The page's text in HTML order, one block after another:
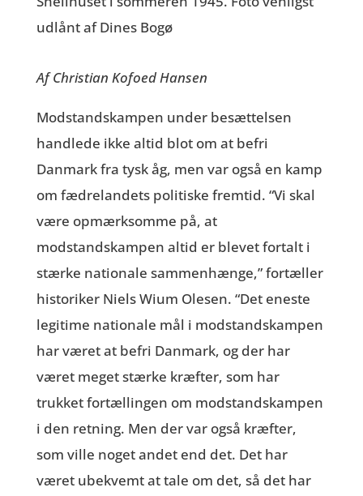
Af Christian Kofoed Hansen
Modstandskampen under besættelsen
handlede ikke altid blot om at befri
Danmark fra tysk åg, men var også en kamp
om fædrelandets politiske fremtid. “Vi skal
være opmærksomme på, at
modstandskampen altid er blevet fortalt i
stærke nationale sammenhænge,” fortæller
historiker Niels Wium Olesen. “Det eneste
legitime nationale mål i modstandskampen
har været at befri Danmark, og der har
været meget stærke kræfter, som har
trukket fortællingen om modstandskampen
i den retning. Men der var også kræfter,
som ville noget andet end det. Det har
været ubekvemt at tale om det, så det har